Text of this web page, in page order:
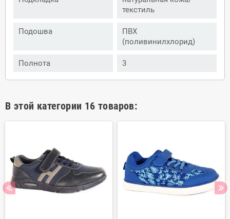
текстиль
Подошва
ПВХ
(поливинилхлорид)
Полнота 3
В этой категории 16 товаров: